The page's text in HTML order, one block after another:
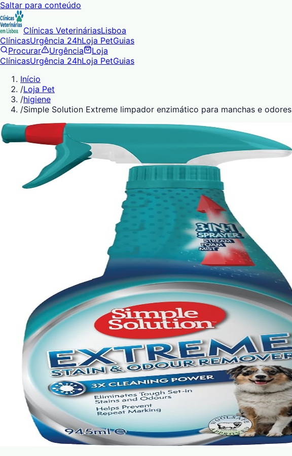
Saltar para conteúdo
Clínicas VeterináriasLisboa
ClínicasUrgência 24hLoja PetGuias
Procurar
Urgência
Loja
ClínicasUrgência 24hLoja PetGuias
Início
/Loja Pet
/higiene
/Simple Solution Extreme limpador enzimático para manchas e odores